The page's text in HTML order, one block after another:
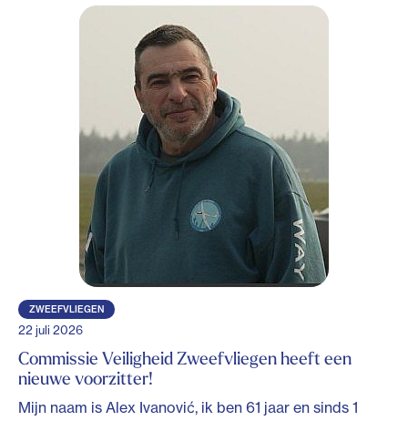
ZWEEFVLIEGEN
22 juli 2026
Commissie Veiligheid Zweefvliegen heeft een
nieuwe voorzitter!
Mijn naam is Alex Ivanović, ik ben 61 jaar en sinds 1